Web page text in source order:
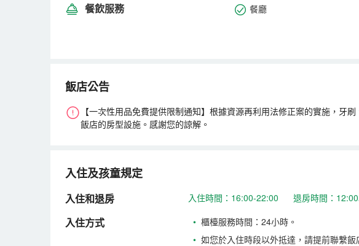
餐飲服務 餐廳
飯店公告
【一次性用品免費提供限制通知】根據資源再利用法修正案的實施，
飯店的房型設施。感謝您的諒解。
入住及孩童規定
入住和退房 入住時間：16:00-22:00 退房時間：
入住方式 • 櫃檯服務時間：24小時。
• 如您於入住時段以外抵達，請提前聯繫飯